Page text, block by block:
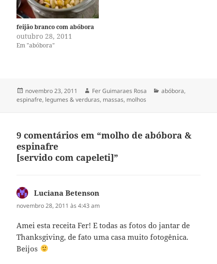
feijão branco com abóbora
outubro 28, 2011
Em "abóbora"
Publicado
em
novembro 23, 2011 Autor
Fer Guimaraes Rosa Categorias
abóbora,
espinafre, legumes & verduras, massas, molhos
9 comentários em “molho de abóbora &
espinafre
[servido com capeleti]”
Luciana Betenson
novembro 28, 2011 às 4:43 am
Amei esta receita Fer! E todas as fotos do jantar de
Thanksgiving, de fato uma casa muito fotogênica.
Beijos